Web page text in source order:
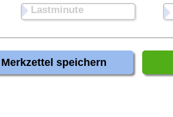
Lastminute
speichern